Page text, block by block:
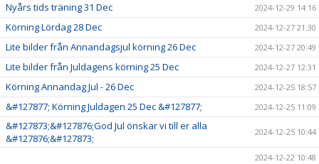
Nyårs tids träning 31 Dec 2024-12-29 14:16
Körning Lördag 28 Dec 2024-12-27 21:30
Lite bilder från Annandagsjul körning 26 Dec 2024-12-27 20:49
Lite bilder från Juldagens körning 25 Dec 2024-12-27 12:31
Körning Annandag Jul - 26 Dec 2024-12-25 18:57
&#127877; Körning Juldagen 25 Dec &#127877; 2024-12-25 11:09
&#127873;&#127876;God Jul önskar vi till er alla
&#127876;&#127873;
2024-12-25 10:44
2024-12-22 10:48